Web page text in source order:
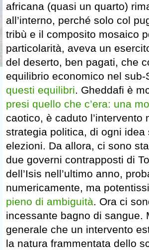
africana (quasi un quarto)
all’interno, perché solo col
tribù e il composito mosaico
particolarità, aveva un
del deserto, ben pagati, che
equilibrio economico nel sub-
questi equilibri. Gheddafi è
presi quello che c’era: una
caotico, è caduto
strategia politica, di ogni
elezioni. Da allora, ci sono
due governi contrapposti di
dell’Isis nell’ultimo anno,
numericamente, ma
pieno di ambiguità. Ora ci
incessante bagno di sangue.
generale che un intervento
la natura frammentata dello